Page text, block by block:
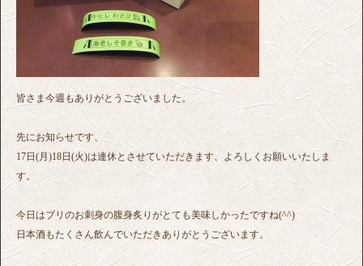
皆さま今週もありがとうございました。
先にお知らせです、
17日(月)18日(火)は連休とさせていただきます、よろしくお願いいたしま
す。
今日はブリのお刺身の腹身炙りがとても美味しかったですね(^^)
日本酒もたくさん飲んでいただきありがとうございます。